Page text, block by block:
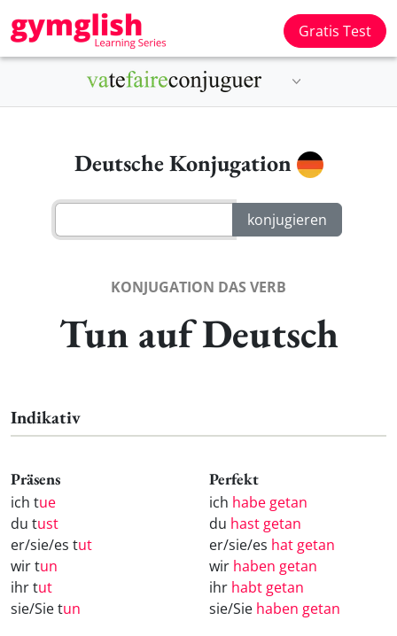
Gratis Test
Deutsche Konjugation
KONJUGATION DAS VERB
Tun auf Deutsch
Indikativ
Präsens
ich tue
du tust
er/sie/es tut
wir tun
ihr tut
sie/Sie tun
Perfekt
ich habe getan
du hast getan
er/sie/es hat getan
wir haben getan
ihr habt getan
sie/Sie haben getan